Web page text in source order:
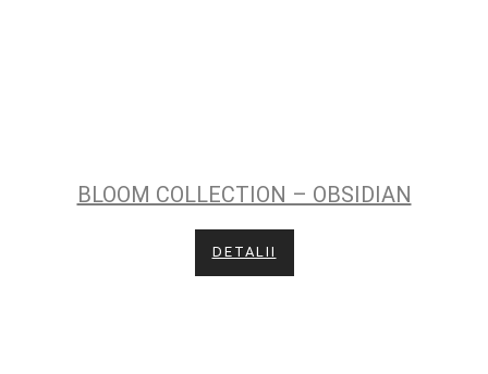
BLOOM COLLECTION – OBSIDIAN
DETALII